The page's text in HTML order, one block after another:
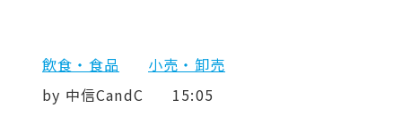
飲食・食品
小売・卸売
by 中信CandC 15:05